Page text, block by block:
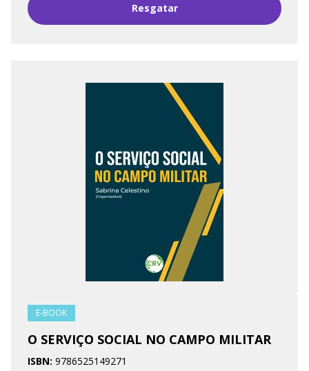
Resgatar
E-BOOK
O SERVIÇO SOCIAL NO CAMPO MILITAR
ISBN: 9786525149271